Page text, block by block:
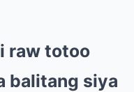
raw totoo
balitang siya